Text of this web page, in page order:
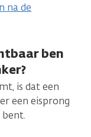
na de
ben
is dat een
een eisprong